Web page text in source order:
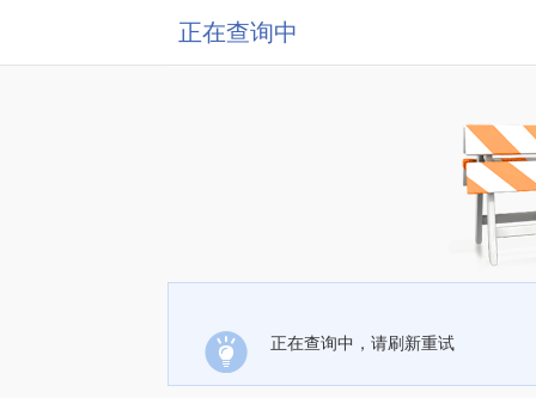
正在查询中
正在查询中，请刷新重试